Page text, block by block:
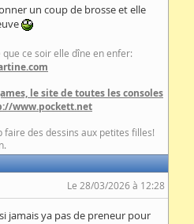
un coup de brosse et elle
que ce soir elle dîne en enfer:
le site de toutes les consoles
www.pockett.net
faire des dessins aux petites filles!
Le 28/03/2026 à 12:28
jamais ya pas de preneur pour